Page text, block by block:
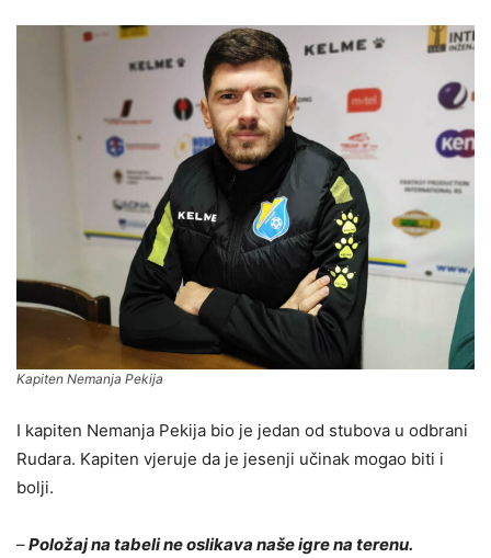
Kapiten Nemanja Pekija
I kapiten Nemanja Pekija bio je jedan od stubova u odbrani
Rudara. Kapiten vjeruje da je jesenji učinak mogao biti i
bolji.
–Položaj na tabeli ne oslikava naše igre na terenu.